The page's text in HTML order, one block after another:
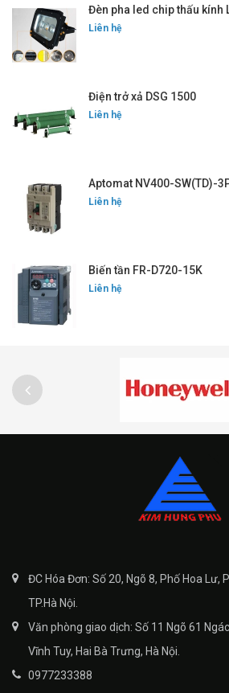
Đèn pha led chip thấu kính
Liên hệ
Điện trở xả DSG 1500
Liên hệ
Aptomat NV400-SW(TD)-
Liên hệ
Biến tần FR-D720-15K
Liên hệ
ĐC Hóa Đơn: Số 20, Ngõ 8, Phố Hoa Lư,
TP.Hà Nội.
Văn phòng giao dịch: Số 11 Ngõ 61
Vĩnh Tuy, Hai Bà Trưng, Hà Nội.
0977233388